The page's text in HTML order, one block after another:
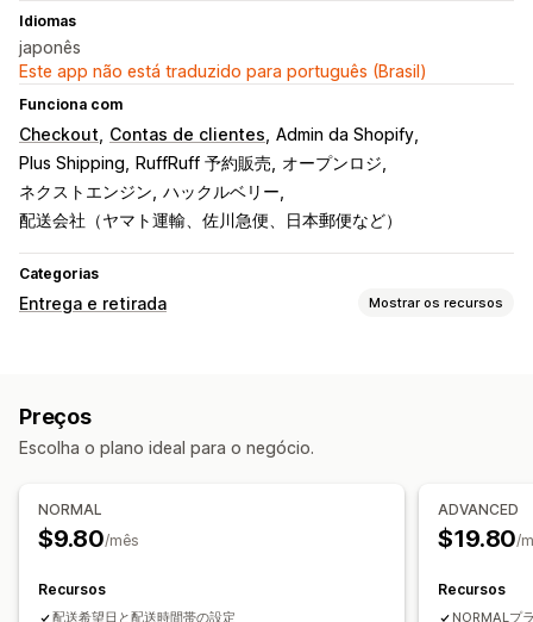
Idiomas
japonês
Este app não está traduzido para português (Brasil)
Funciona com
Checkout Contas de clientes Admin da Shopify
Plus Shipping
RuffRuff 予約販売
オープンロジ
ネクストエンジン ハックルベリー
配送会社（ヤマト運輸、佐川急便、日本郵便など）
Categorias
Entrega e retirada Mostrar os recursos
Horários limite da compra para envio no prazo
Seletor de datas De vários locais Etiquetas de frete
Seletor de datas
Preços
Escolha o plano ideal para o negócio.
NORMAL
$9.80/mês
Recursos
配送希望日と配送時間帯の設定
ADVANCED
$19.80/
Recursos
NORMALプ